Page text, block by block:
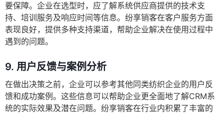
要保障。企业在选型时，应了解系统供应商提供的技术支
持、培训服务及响应时间等信息。纷享销客在客户服务方面
表现良好，提供多种支持渠道，帮助企业解决在使用过程中
遇到的问题。
9. 用户反馈与案例分析
在做出决策之前，企业可以参考其他同类纺织企业的用户反
馈和成功案例。这些信息可以帮助企业更全面地了解CRM系
统的实际效果及潜在问题。纷享销客在行业内积累了丰富的